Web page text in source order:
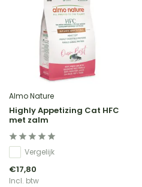
Almo Nature
Highly Appetizing Cat HFC
met zalm
Vergelijk
€17,80
Incl. btw